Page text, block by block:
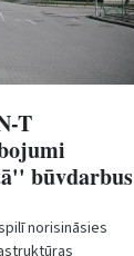
T
būvdarbus
norisināsies